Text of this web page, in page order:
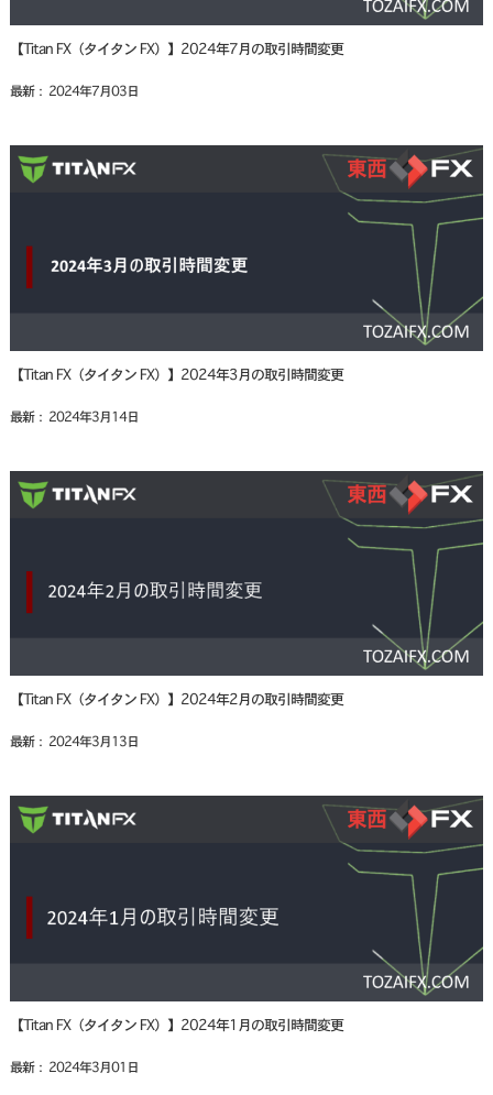
【Titan FX（タイタン FX）】2024年7月の取引時間変更
最新： 2024年7月03日
【Titan FX（タイタン FX）】2024年3月の取引時間変更
最新： 2024年3月14日
【Titan FX（タイタン FX）】2024年2月の取引時間変更
最新： 2024年3月13日
【Titan FX（タイタン FX）】2024年1月の取引時間変更
最新： 2024年3月01日